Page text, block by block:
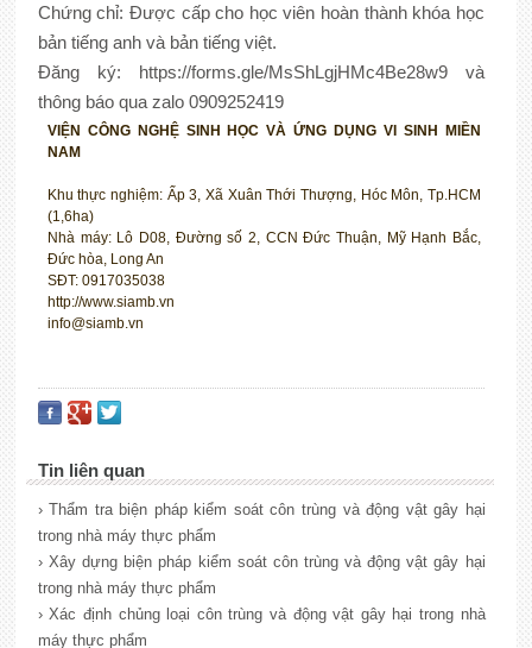
Chứng chỉ: Được cấp cho học viên hoàn thành khóa học
bản tiếng anh và bản tiếng việt.
Đăng ký: https://forms.gle/MsShLgjHMc4Be28w9 và
thông báo qua zalo 0909252419
VIỆN CÔNG NGHỆ SINH HỌC VÀ ỨNG DỤNG VI SINH MIỀN
NAM
Khu thực nghiệm: Ấp 3, Xã Xuân Thới Thượng, Hóc Môn, Tp.HCM
(1,6ha)
Nhà máy: Lô D08, Đường số 2, CCN Đức Thuận, Mỹ Hạnh Bắc,
Đức hòa, Long An
SĐT: 0917035038
http://www.siamb.vn
info@siamb.vn
Tin liên quan
› Thẩm tra biện pháp kiểm soát côn trùng và động vật gây hại
trong nhà máy thực phẩm
› Xây dựng biện pháp kiểm soát côn trùng và động vật gây hại
trong nhà máy thực phẩm
› Xác định chủng loại côn trùng và động vật gây hại trong nhà
máy thực phẩm